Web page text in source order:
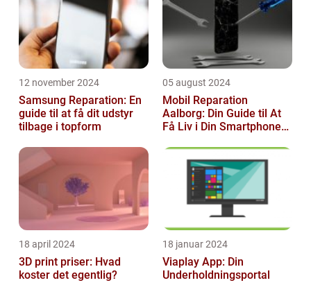
12 november 2024
Samsung Reparation: En
guide til at få dit udstyr
tilbage i topform
05 august 2024
Mobil Reparation
Aalborg: Din Guide til At
Få Liv i Din Smartphone
18 april 2024
3D print priser: Hvad
koster det egentlig?
18 januar 2024
Viaplay App: Din
Underholdningsportal